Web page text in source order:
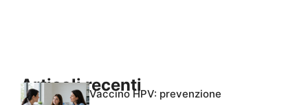
Articoli recentiVaccino HPV: prevenzione